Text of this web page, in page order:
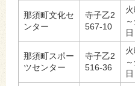
那須町文化セ
ンター
寺子乙2
567-10
日
那須町スポー
ツセンター
寺子乙2
516-36
日